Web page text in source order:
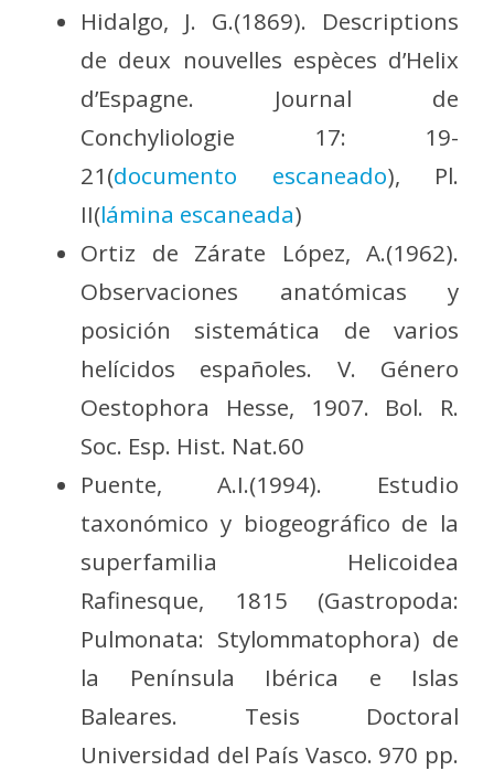
Hidalgo, J. G.(1869). Descriptions
de deux nouvelles espèces d’Helix
d’Espagne. Journal de
Conchyliologie 17: 19-
21(documento escaneado), Pl.
II(lámina escaneada)
Ortiz de Zárate López, A.(1962).
Observaciones anatómicas y
posición sistemática de varios
helícidos españoles. V. Género
Oestophora Hesse, 1907. Bol. R.
Soc. Esp. Hist. Nat.60
Puente, A.I.(1994). Estudio
taxonómico y biogeográfico de la
superfamilia Helicoidea
Rafinesque, 1815 (Gastropoda:
Pulmonata: Stylommatophora) de
la Península Ibérica e Islas
Baleares. Tesis Doctoral
Universidad del País Vasco. 970 pp.